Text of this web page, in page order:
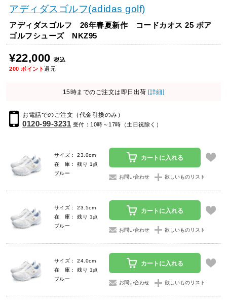
アディダスゴルフ(adidas golf)
アディダスゴルフ 26年春夏新作 コードカオス 25 ボア
ゴルフシューズ NKZ95
¥22,000 税込
200 ポイント還元
15時までのご注文は即日出荷 [詳細]
お電話でのご注文（代金引換のみ）
0120-99-3231 受付：10時～17時（土日祝除く）
サイズ： 23.0cm
在 庫： 残り 1点
ブルー
カートに入れる
お問い合わせ 欲しいものリスト
サイズ： 23.5cm
在 庫： 残り 1点
ブルー
カートに入れる
お問い合わせ 欲しいものリスト
サイズ： 24.0cm
在 庫： 残り 1点
ブルー
カートに入れる
お問い合わせ 欲しいものリスト